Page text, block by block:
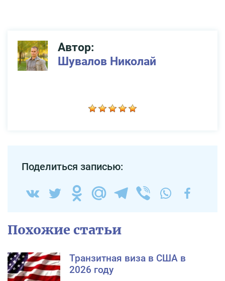
Автор:
Шувалов Николай
Поделиться записью:
Похожие статьи
Транзитная виза в США в
2026 году